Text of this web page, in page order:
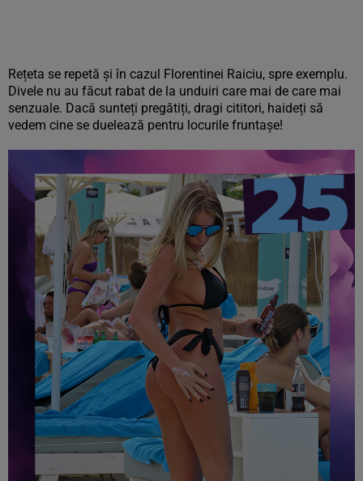
Rețeta se repetă și în cazul Florentinei Raiciu, spre exemplu.
Divele nu au făcut rabat de la unduiri care mai de care mai
senzuale. Dacă sunteți pregătiți, dragi cititori, haideți să
vedem cine se duelează pentru locurile fruntașe!